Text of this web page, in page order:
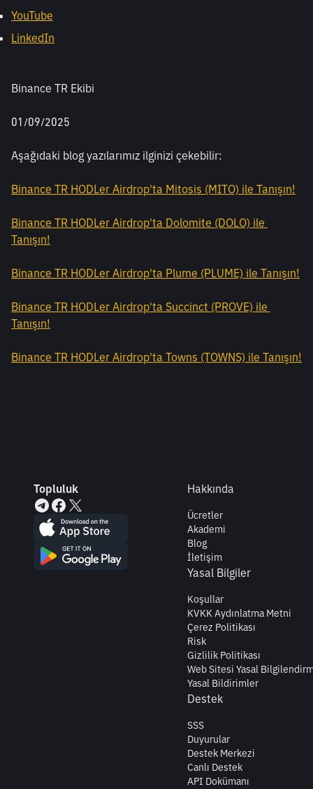
YouTube
LinkedIn
Binance TR Ekibi
01/09/2025
Aşağıdaki blog yazılarımız ilginizi çekebilir:
Binance TR HODLer Airdrop'ta Mitosis (MITO) ile Tanışın!
Binance TR HODLer Airdrop'ta Dolomite (DOLO) ile
Tanışın!
Binance TR HODLer Airdrop'ta Plume (PLUME) ile Tanışın!
Binance TR HODLer Airdrop'ta Succinct (PROVE) ile
Tanışın!
Binance TR HODLer Airdrop'ta Towns (TOWNS) ile Tanışın!
Topluluk Hakkında
Ücretler
Akademi
Blog
İletişim
Yasal Bilgiler
Koşullar
KVKK Aydınlatma Metni
Çerez Politikası
Risk
Gizlilik Politikası
Web Sitesi Yasal
Yasal Bildirimler
Destek
SSS
Duyurular
Destek Merkezi
Canlı Destek
API Dokümanı